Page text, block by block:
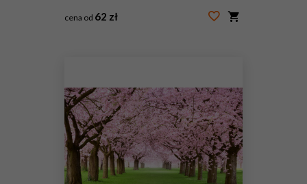
cena od 62 zł